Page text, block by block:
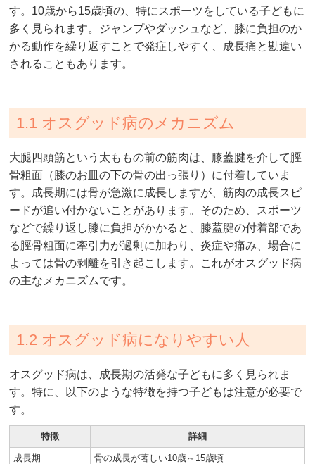
す。10歳から15歳頃の、特にスポーツをしている子どもに
多く見られます。ジャンプやダッシュなど、膝に負担のか
かる動作を繰り返すことで発症しやすく、成長痛と勘違い
されることもあります。
1.1 オスグッド病のメカニズム
大腿四頭筋という太ももの前の筋肉は、膝蓋腱を介して脛
骨粗面（膝のお皿の下の骨の出っ張り）に付着していま
す。成長期には骨が急激に成長しますが、筋肉の成長スピ
ードが追い付かないことがあります。そのため、スポーツ
などで繰り返し膝に負担がかかると、膝蓋腱の付着部であ
る脛骨粗面に牽引力が過剰に加わり、炎症や痛み、場合に
よっては骨の剥離を引き起こします。これがオスグッド病
の主なメカニズムです。
1.2 オスグッド病になりやすい人
オスグッド病は、成長期の活発な子どもに多く見られま
す。特に、以下のような特徴を持つ子どもは注意が必要で
す。
特徴 詳細
成長期 骨の成長が著しい10歳～15歳頃